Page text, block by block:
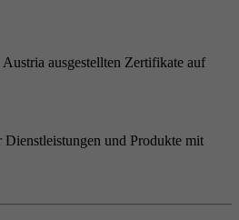
ausgestellten Zertifikate auf
und Produkte mit